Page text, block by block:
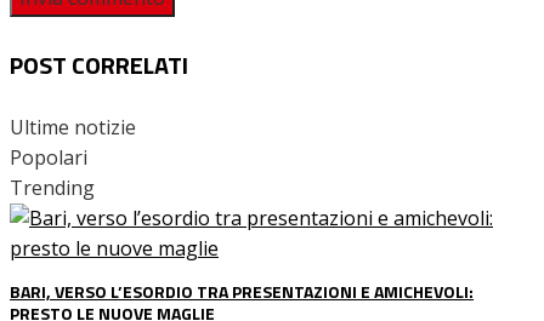
POST CORRELATI
Ultime notizie
Popolari
Trending
BARI, VERSO L’ESORDIO TRA PRESENTAZIONI E AMICHEVOLI:
PRESTO LE NUOVE MAGLIE